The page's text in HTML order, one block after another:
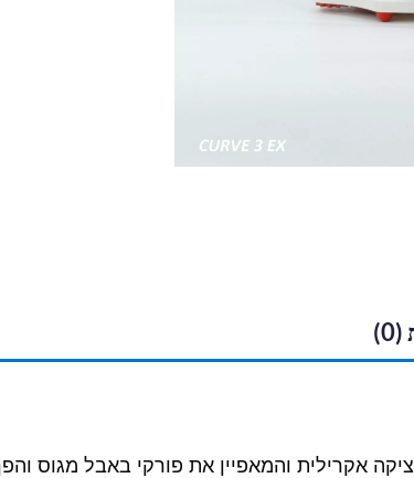
אקרילית והמאפיין את פורקי באבל מגוס